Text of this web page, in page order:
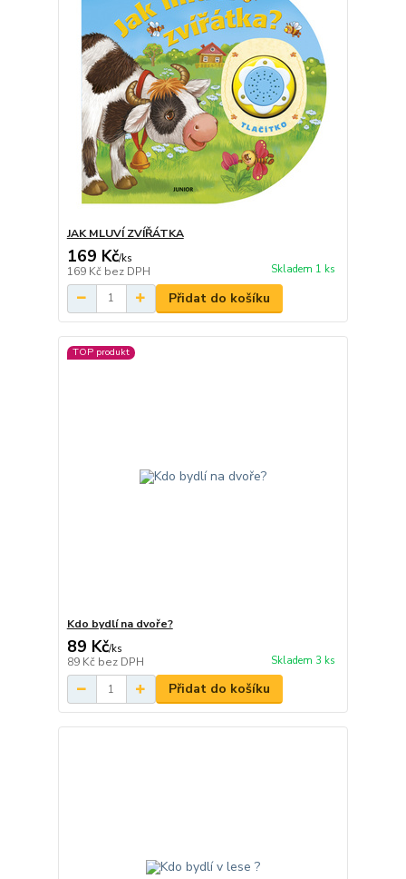
JAK MLUVÍ ZVÍŘÁTKA
169 Kč/ks
169 Kč bez DPH Skladem 1 ks
Přidat do košíku
TOP produkt
Kdo bydlí na dvoře?
89 Kč/ks
89 Kč bez DPH Skladem 3 ks
Přidat do košíku